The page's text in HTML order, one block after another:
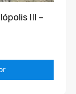
III –